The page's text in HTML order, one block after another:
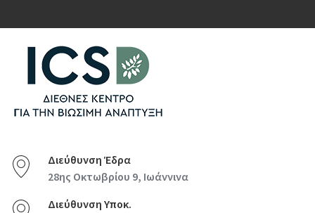
Διεύθυνση Έδρα
28ης Οκτωβρίου 9, Ιωάννινα
Διεύθυνση Υποκ.